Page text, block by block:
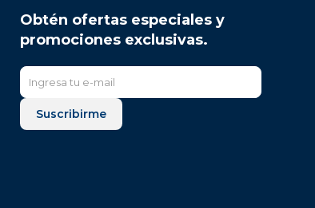
Obtén ofertas especiales y
promociones exclusivas.
Suscribirme